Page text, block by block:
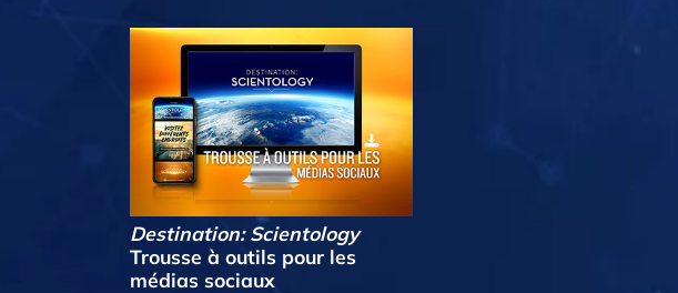
Destination: Scientology
Trousse à outils pour les
médias sociaux